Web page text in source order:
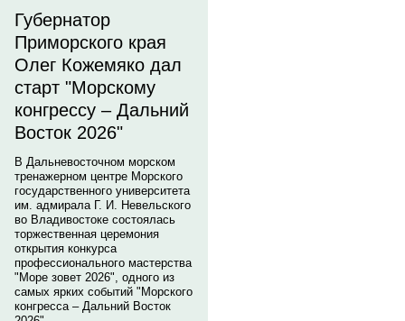
Губернатор
Приморского края
Олег Кожемяко дал
старт "Морскому
конгрессу – Дальний
Восток 2026"
В Дальневосточном морском
тренажерном центре Морского
государственного университета
им. адмирала Г. И. Невельского
во Владивостоке состоялась
торжественная церемония
открытия конкурса
профессионального мастерства
"Море зовет 2026", одного из
самых ярких событий "Морского
конгресса – Дальний Восток